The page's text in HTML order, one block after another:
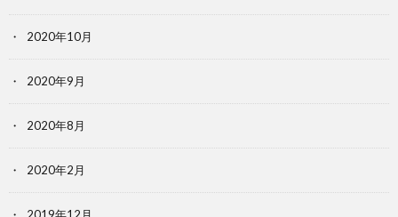
2020年10月
2020年9月
2020年8月
2020年2月
2019年12月